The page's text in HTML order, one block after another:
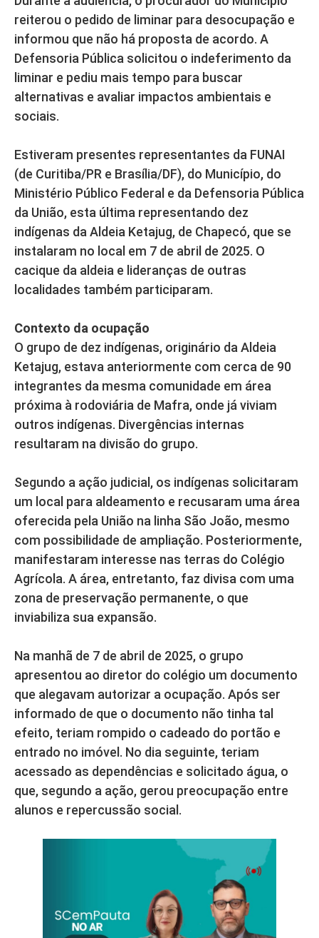
reiterou o pedido de liminar para desocupação e
informou que não há proposta de acordo. A
Defensoria Pública solicitou o indeferimento da
liminar e pediu mais tempo para buscar
alternativas e avaliar impactos ambientais e
sociais.
Estiveram presentes representantes da FUNAI
(de Curitiba/PR e Brasília/DF), do Município, do
Ministério Público Federal e da Defensoria Pública
da União, esta última representando dez
indígenas da Aldeia Ketajug, de Chapecó, que se
instalaram no local em 7 de abril de 2025. O
cacique da aldeia e lideranças de outras
localidades também participaram.
Contexto da ocupação
O grupo de dez indígenas, originário da Aldeia
Ketajug, estava anteriormente com cerca de 90
integrantes da mesma comunidade em área
próxima à rodoviária de Mafra, onde já viviam
outros indígenas. Divergências internas
resultaram na divisão do grupo.
Segundo a ação judicial, os indígenas solicitaram
um local para aldeamento e recusaram uma área
oferecida pela União na linha São João, mesmo
com possibilidade de ampliação. Posteriormente,
manifestaram interesse nas terras do Colégio
Agrícola. A área, entretanto, faz divisa com uma
zona de preservação permanente, o que
inviabiliza sua expansão.
Na manhã de 7 de abril de 2025, o grupo
apresentou ao diretor do colégio um documento
que alegavam autorizar a ocupação. Após ser
informado de que o documento não tinha tal
efeito, teriam rompido o cadeado do portão e
entrado no imóvel. No dia seguinte, teriam
acessado as dependências e solicitado água, o
que, segundo a ação, gerou preocupação entre
alunos e repercussão social.